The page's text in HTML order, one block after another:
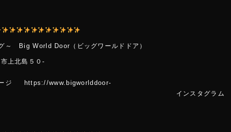
～ Big World Door（ビッグワールドドア）
上北島５０-
www.bigworlddoor-
インスタグラム